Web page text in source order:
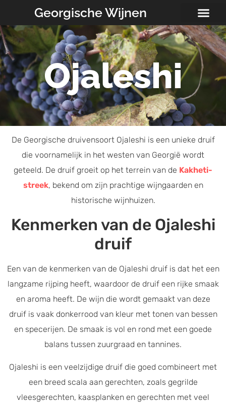
Georgische Wijnen
Ojaleshi
De Georgische druivensoort Ojaleshi is een unieke druif
die voornamelijk in het westen van Georgië wordt
geteeld. De druif groeit op het terrein van de Kakheti-
streek, bekend om zijn prachtige wijngaarden en
historische wijnhuizen.
Kenmerken van de Ojaleshi
druif
Een van de kenmerken van de Ojaleshi druif is dat het een
langzame rijping heeft, waardoor de druif een rijke smaak
en aroma heeft. De wijn die wordt gemaakt van deze
druif is vaak donkerrood van kleur met tonen van bessen
en specerijen. De smaak is vol en rond met een goede
balans tussen zuurgraad en tannines.
Ojaleshi is een veelzijdige druif die goed combineert met
een breed scala aan gerechten, zoals gegrilde
vleesgerechten, kaasplanken en gerechten met veel